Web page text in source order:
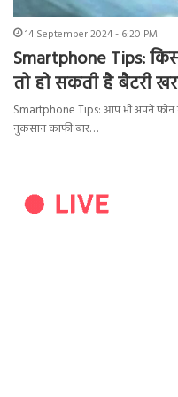
14 September 2024 - 6:20 PM
Smartphone Tips:
तो हो सकती है बैटरी
Smartphone Tips: आप भी अपने फोन
नुकसान काफी बार…